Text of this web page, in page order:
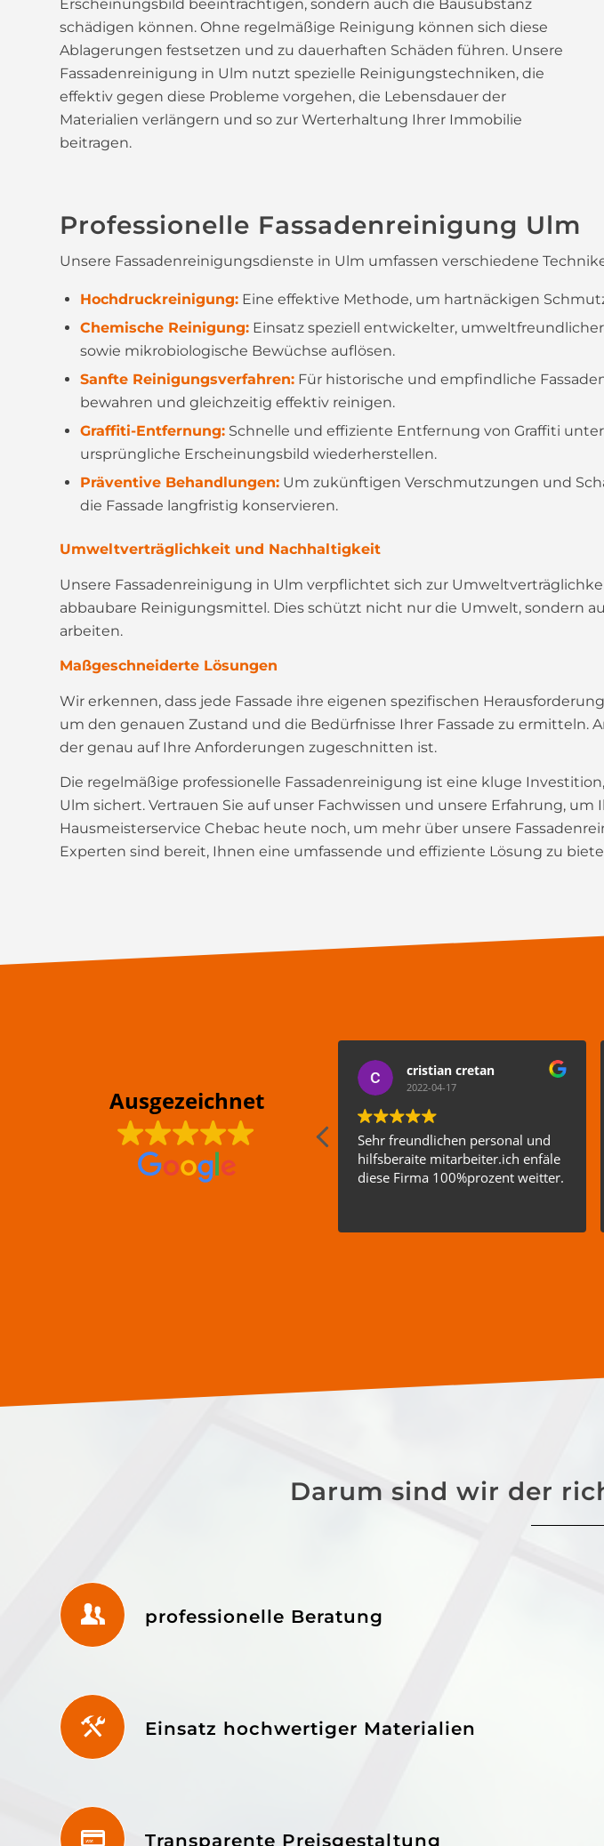
Erscheinungsbild beeinträchtigen, sondern auch die Bausubstanz
schädigen können. Ohne regelmäßige Reinigung können sich diese
Ablagerungen festsetzen und zu dauerhaften Schäden führen. Unsere
Fassadenreinigung in Ulm nutzt spezielle Reinigungstechniken, die
effektiv gegen diese Probleme vorgehen, die Lebensdauer der
Materialien verlängern und so zur Werterhaltung Ihrer Immobilie
beitragen.
Professionelle Fassadenreinigung Ulm
Unsere Fassadenreinigungsdienste in Ulm umfassen verschiedene
Hochdruckreinigung: Eine effektive Methode, um hartnäckigen
Chemische Reinigung: Einsatz speziell entwickelter,
sowie mikrobiologische Bewüchse auflösen.
Sanfte Reinigungsverfahren: Für historische und empfindliche
bewahren und gleichzeitig effektiv reinigen.
Graffiti-Entfernung: Schnelle und effiziente Entfernung von Graffiti
ursprüngliche Erscheinungsbild wiederherstellen.
Präventive Behandlungen: Um zukünftigen Verschmutzungen und
die Fassade langfristig konservieren.
Umweltverträglichkeit und Nachhaltigkeit
Unsere Fassadenreinigung in Ulm verpflichtet sich zur
abbaubare Reinigungsmittel. Dies schützt nicht nur die Umwelt, sondern
arbeiten.
Maßgeschneiderte Lösungen
Wir erkennen, dass jede Fassade ihre eigenen spezifischen
um den genauen Zustand und die Bedürfnisse Ihrer Fassade zu
der genau auf Ihre Anforderungen zugeschnitten ist.
Die regelmäßige professionelle Fassadenreinigung ist eine kluge
Ulm sichert. Vertrauen Sie auf unser Fachwissen und unsere Erfahrung,
Hausmeisterservice Chebac heute noch, um mehr über unsere
Experten sind bereit, Ihnen eine umfassende und effiziente Lösung zu
Ausgezeichnet
cristian cretan
2022-04-17
Sehr freundlichen personal und
hilfsberaite mitarbeiter.ich enfäle
diese Firma 100%prozent weitter.
Darum sind wir der
professionelle Beratung
Einsatz hochwertiger Materialien
Transparente Preisgestaltung